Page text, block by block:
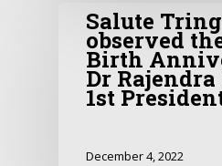
Salute
observed
Birth
Dr Rajendra
1st
December 4, 2022